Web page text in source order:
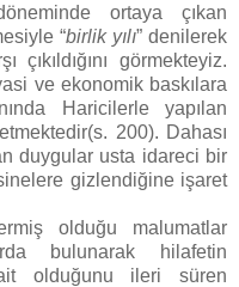
ortaya çıkan
“birlik yılı” denilerek
çıkıldığını görmekteyiz.
ve ekonomik baskılara
Haricilerle yapılan
200). Dahası
duygular usta idareci bir
gizlendiğine işaret
olduğu malumatlar
bulunarak hilafetin
olduğunu ileri süren